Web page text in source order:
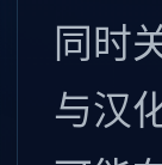
同时
与汉